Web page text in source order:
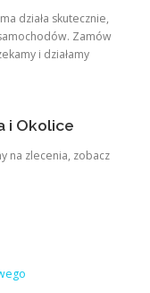
działa skutecznie,
Zamów
i działamy
i Okolice
na zlecenia, zobacz